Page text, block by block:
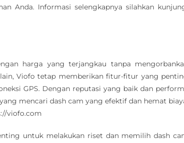
Anda. Informasi selengkapnya silahkan
harga yang terjangkau tanpa
Viofo tetap memberikan fitur-fitur yang
GPS. Dengan reputasi yang baik dan
mencari dash cam yang efektif dan hemat
viofo.com
untuk melakukan riset dan memilih dash